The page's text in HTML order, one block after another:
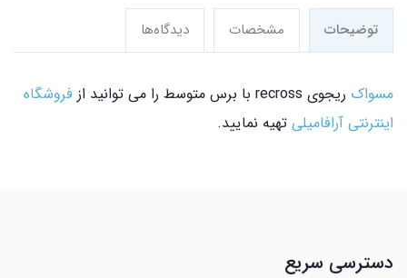
توضیحات مشخصات دیدگاه‌ها
مسواک ریجوی recross با برس متوسط را می توانید از
فروشگاه
اینترنتی آرافامیلی تهیه نمایید.
دسترسی سریع